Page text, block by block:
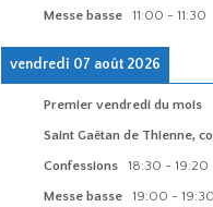
Messe basse
11:00 - 11:30
vendredi 07 août 2026
Premier vendredi du mois
Saint Gaëtan de Thienne,
Confessions
18:30 - 19:20
Messe basse
19:00 - 19:30